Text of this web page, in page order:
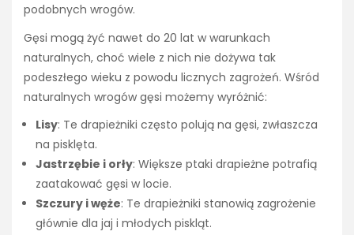
podobnych wrogów.
Gęsi mogą żyć nawet do 20 lat w warunkach
naturalnych, choć wiele z nich nie dożywa tak
podeszłego wieku z powodu licznych zagrożeń. Wśród
naturalnych wrogów gęsi możemy wyróżnić:
Lisy: Te drapieżniki często polują na gęsi, zwłaszcza
na pisklęta.
Jastrzębie i orły: Większe ptaki drapieżne potrafią
zaatakować gęsi w locie.
Szczury i węże: Te drapieżniki stanowią zagrożenie
głównie dla jaj i młodych piskląt.